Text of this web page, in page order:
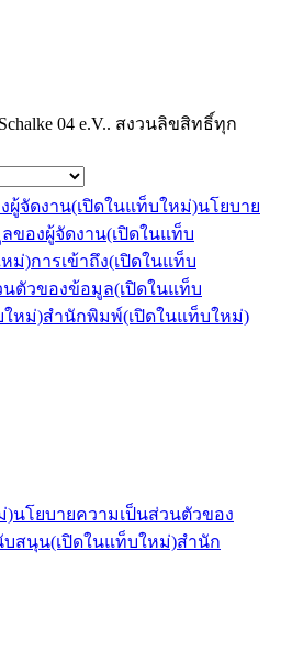
04 e.V.. สงวนลิขสิทธิ์ทุก
ผู้จัดงาน(เปิดในแท็บใหม่)นโยบาย
ของผู้จัดงาน(เปิดในแท็บ
หม่)การเข้าถึง(เปิดในแท็บ
นตัวของข้อมูล(เปิดในแท็บ
ใหม่)สำนักพิมพ์(เปิดในแท็บใหม่)
)นโยบายความเป็นส่วนตัวของ
บสนุน(เปิดในแท็บใหม่)สำนัก